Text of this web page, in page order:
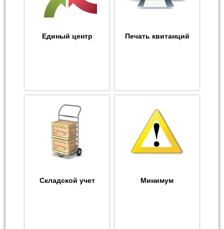
Единый центр Печать квитанций
Складской учет Минимум